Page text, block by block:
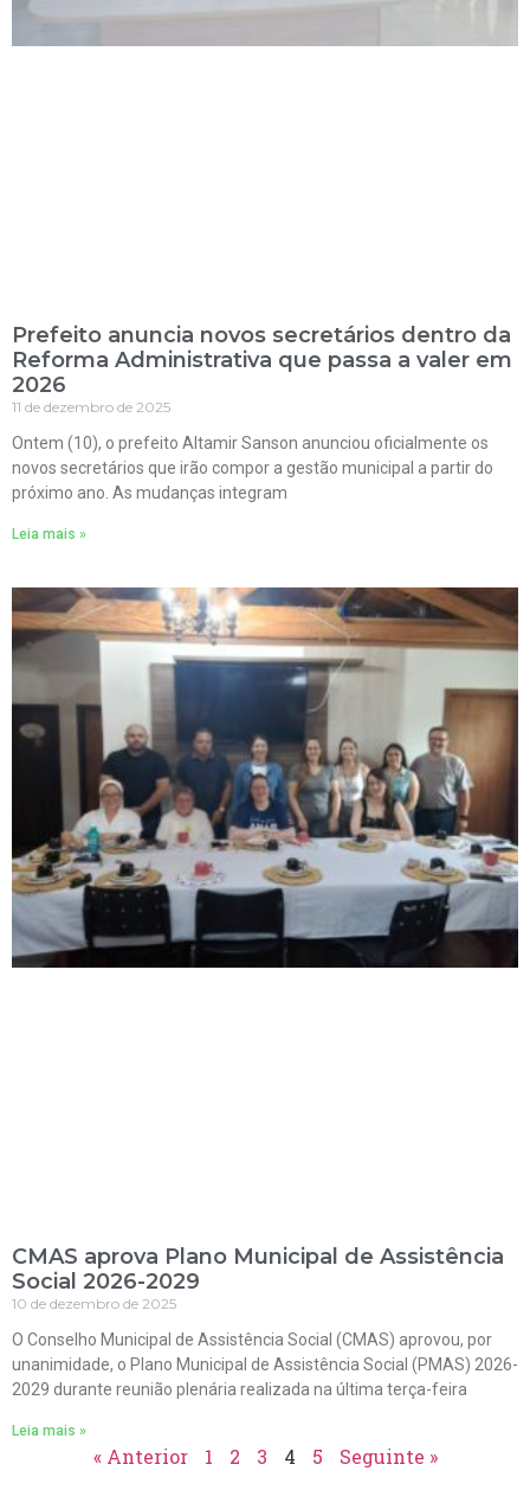
Prefeito anuncia novos secretários dentro da
Reforma Administrativa que passa a valer em
2026
11 de dezembro de 2025
Ontem (10), o prefeito Altamir Sanson anunciou oficialmente os
novos secretários que irão compor a gestão municipal a partir do
próximo ano. As mudanças integram
Leia mais »
CMAS aprova Plano Municipal de Assistência
Social 2026-2029
10 de dezembro de 2025
O Conselho Municipal de Assistência Social (CMAS) aprovou, por
unanimidade, o Plano Municipal de Assistência Social (PMAS) 2026-
2029 durante reunião plenária realizada na última terça-feira
Leia mais »
« Anterior 1 2 3 4 5 Seguinte »